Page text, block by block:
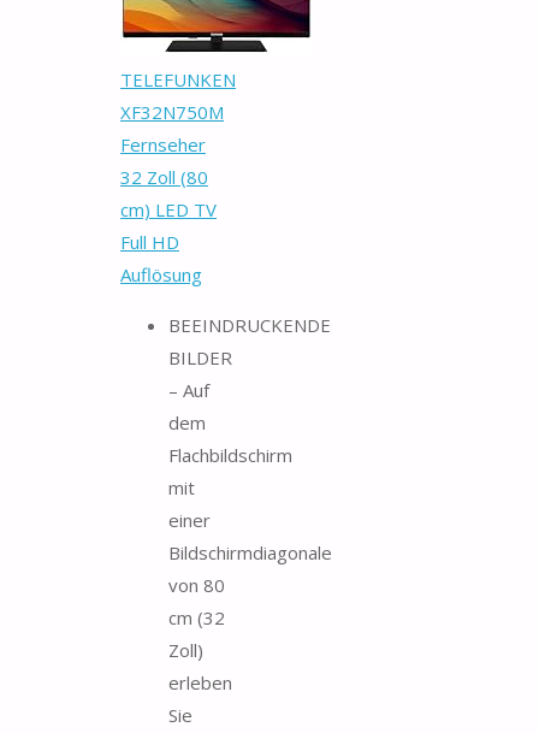
TELEFUNKEN
XF32N750M
Fernseher
32 Zoll (80
cm) LED TV
Full HD
Auflösung
BEEINDRUCKENDE
BILDER
– Auf
dem
Flachbildschirm
mit
einer
Bildschirmdiagonale
von 80
cm (32
Zoll)
erleben
Sie